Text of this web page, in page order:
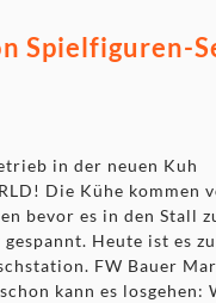
Spielfiguren-
in der neuen Kuh
Die Kühe kommen
bevor es in den Stall
Heute ist es
FW Bauer
kann es losgehen: